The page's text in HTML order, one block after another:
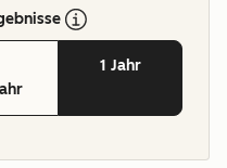
1 Jahr